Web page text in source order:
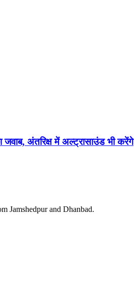
अंतरिक्ष में अल्ट्रासाउंड भी करेंगे
Jamshedpur and Dhanbad.